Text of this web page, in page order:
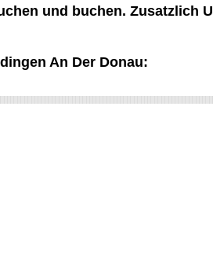
und buchen. Zusatzlich
An Der Donau: